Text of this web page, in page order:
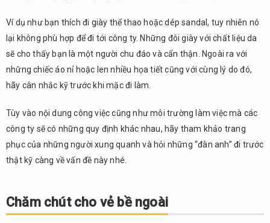
Ví dụ như bạn thích đi giày thể thao hoặc dép sandal, tuy nhiên nó
lại không phù hợp để đi tới công ty. Những đôi giày với chất liệu da
sẽ cho thấy bạn là một người chu đáo và cẩn thận. Ngoài ra với
những chiếc áo nỉ hoặc len nhiều họa tiết cũng với cùng lý do đó,
hãy cân nhắc kỹ trước khi mặc đi làm.
Tùy vào nội dung công việc cũng như môi trường làm việc mà các
công ty sẽ có những quy định khác nhau, hãy tham khảo trang
phục của những người xung quanh và hỏi những “đàn anh” đi trước
thật kỹ càng về vấn đề này nhé.
Chăm chút cho vẻ bề ngoài